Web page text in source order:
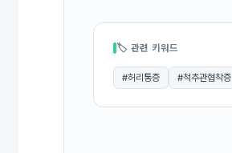
🏷 관련 키워드
#허리통증 #척추관협착증